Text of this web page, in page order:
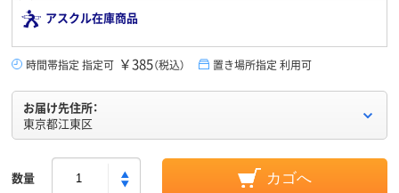
アスクル在庫商品
時間帯指定 指定可 ￥385（税込） 置き場所指定 利用可
お届け先住所：
東京都江東区
数量 カゴへ